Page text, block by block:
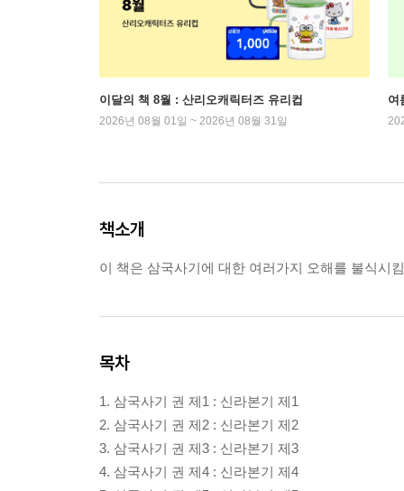
이달의 책 8월 : 산리오캐릭터즈 유리컵
2026년 08월 01일 ~ 2026년 08월 31일
여
책소개
이 책은 삼국사기에 대한 여러가지 오해를 불식시
목차
1. 삼국사기 권 제1 : 신라본기 제1
2. 삼국사기 권 제2 : 신라본기 제2
3. 삼국사기 권 제3 : 신라본기 제3
4. 삼국사기 권 제4 : 신라본기 제4